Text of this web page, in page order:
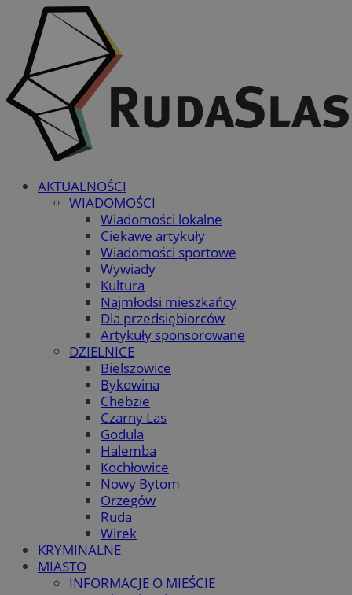
AKTUALNOŚCI
WIADOMOŚCI
Wiadomości lokalne
Ciekawe artykuły
Wiadomości sportowe
Wywiady
Kultura
Najmłodsi mieszkańcy
Dla przedsiębiorców
Artykuły sponsorowane
DZIELNICE
Bielszowice
Bykowina
Chebzie
Czarny Las
Godula
Halemba
Kochłowice
Nowy Bytom
Orzegów
Ruda
Wirek
KRYMINALNE
MIASTO
INFORMACJE O MIEŚCIE